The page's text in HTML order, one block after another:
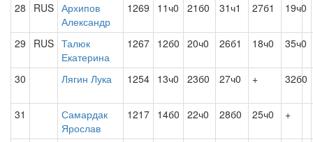
28 RUS Архипов
Александр
1269 11ч0 21б0 31ч1 27б1 19ч0
29 RUS Талюк
Екатерина
1267 12б0 20ч0 26б1 18ч0 35ч0
30 Лягин Лука 1254 13ч0 23б0 27ч0 + 32б0
31
Самардак
Ярослав
1217 14б0 22ч0 28б0 25ч0 +